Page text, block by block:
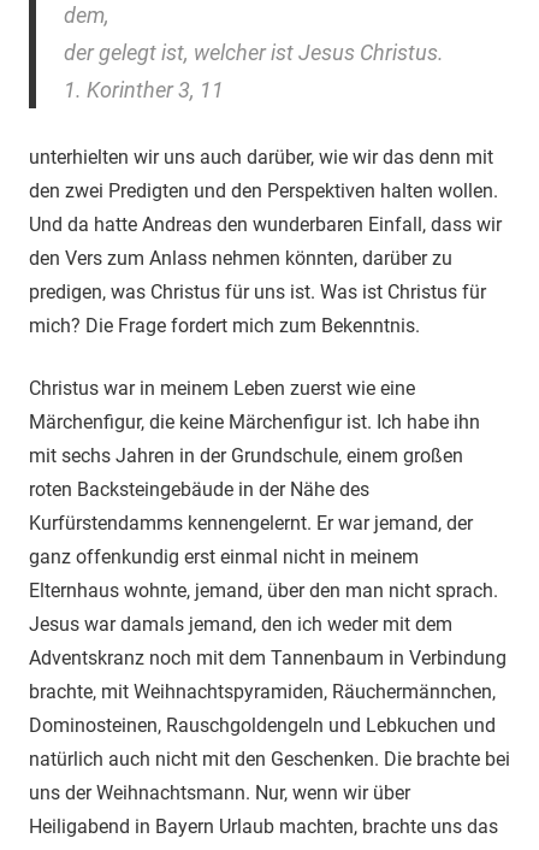
dem,
der gelegt ist, welcher ist Jesus Christus.
1. Korinther 3, 11
unterhielten wir uns auch darüber, wie wir das denn mit
den zwei Predigten und den Perspektiven halten wollen.
Und da hatte Andreas den wunderbaren Einfall, dass wir
den Vers zum Anlass nehmen könnten, darüber zu
predigen, was Christus für uns ist. Was ist Christus für
mich? Die Frage fordert mich zum Bekenntnis.
Christus war in meinem Leben zuerst wie eine
Märchenfigur, die keine Märchenfigur ist. Ich habe ihn
mit sechs Jahren in der Grundschule, einem großen
roten Backsteingebäude in der Nähe des
Kurfürstendamms kennengelernt. Er war jemand, der
ganz offenkundig erst einmal nicht in meinem
Elternhaus wohnte, jemand, über den man nicht sprach.
Jesus war damals jemand, den ich weder mit dem
Adventskranz noch mit dem Tannenbaum in Verbindung
brachte, mit Weihnachtspyramiden, Räuchermännchen,
Dominosteinen, Rauschgoldengeln und Lebkuchen und
natürlich auch nicht mit den Geschenken. Die brachte bei
uns der Weihnachtsmann. Nur, wenn wir über
Heiligabend in Bayern Urlaub machten, brachte uns das